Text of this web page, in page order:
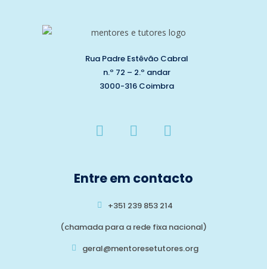
Rua Padre Estêvão Cabral
n.º 72 – 2.º andar
3000-316 Coimbra
Entre em contacto
+351 239 853 214
(chamada para a rede fixa nacional)
geral@mentoresetutores.org